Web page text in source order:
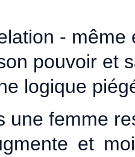
-
pouvoir et
logique
une femme
et